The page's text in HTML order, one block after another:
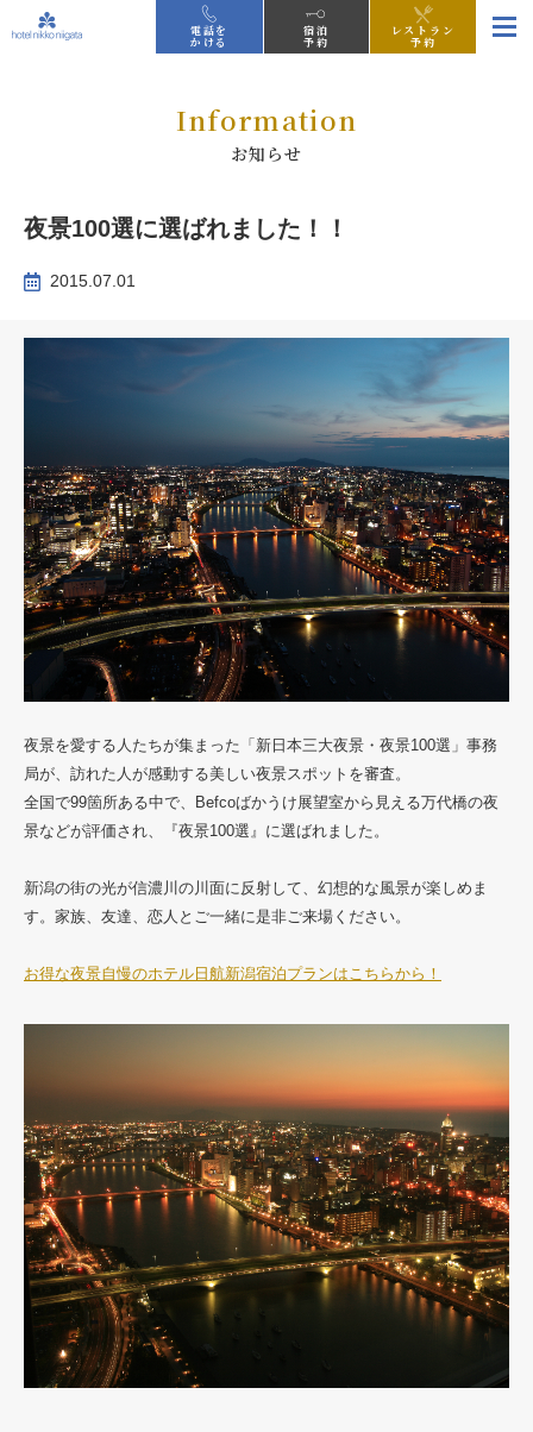
電話を
かける
宿泊
予約
レストラン
予約
Information
お知らせ
夜景100選に選ばれました！！
2015.07.01
夜景を愛する人たちが集まった「新日本三大夜景・夜景100選」事務
局が、訪れた人が感動する美しい夜景スポットを審査。
全国で99箇所ある中で、Befcoばかうけ展望室から見える万代橋の夜
景などが評価され、『夜景100選』に選ばれました。
新潟の街の光が信濃川の川面に反射して、幻想的な風景が楽しめま
す。家族、友達、恋人とご一緒に是非ご来場ください。
お得な夜景自慢のホテル日航新潟宿泊プランはこちらから！